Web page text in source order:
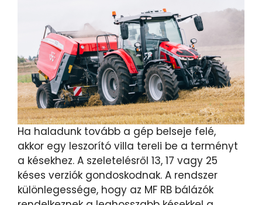
Ha haladunk tovább a gép belseje felé,
akkor egy leszorító villa tereli be a terményt
a késekhez. A szeletelésről 13, 17 vagy 25
késes verziók gondoskodnak. A rendszer
különlegessége, hogy az MF RB bálázók